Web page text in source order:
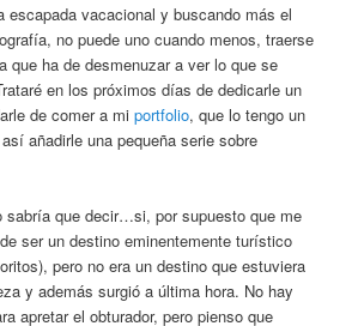
escapada vacacional y buscando más el
no puede uno cuando menos, traerse
que ha de desmenuzar a ver lo que se
en los próximos días de dedicarle un
de comer a miportfolio, que lo tengo un
añadirle una pequeña serie sobre
sabría que decir…si, por supuesto que me
ser un destino eminentemente turístico
pero no era un destino que estuviera
y además surgió a última hora. No hay
apretar el obturador, pero pienso que